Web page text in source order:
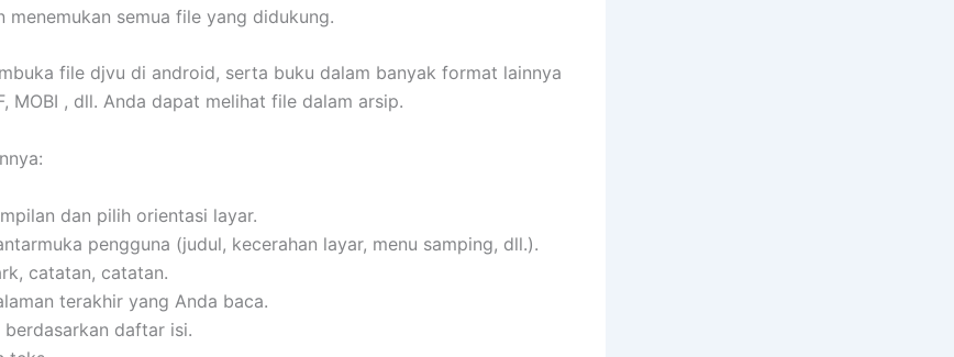
menemukan semua file yang didukung.
file djvu di android, serta buku dalam banyak format lainnya
MOBI , dll. Anda dapat melihat file dalam arsip.
dan pilih orientasi layar.
pengguna (judul, kecerahan layar, menu samping, dll.).
catatan, catatan.
terakhir yang Anda baca.
berdasarkan daftar isi.